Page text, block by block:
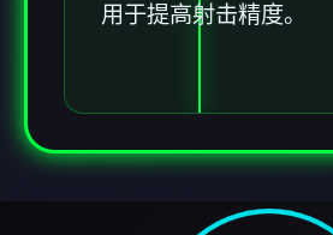
用于提高射击精度。